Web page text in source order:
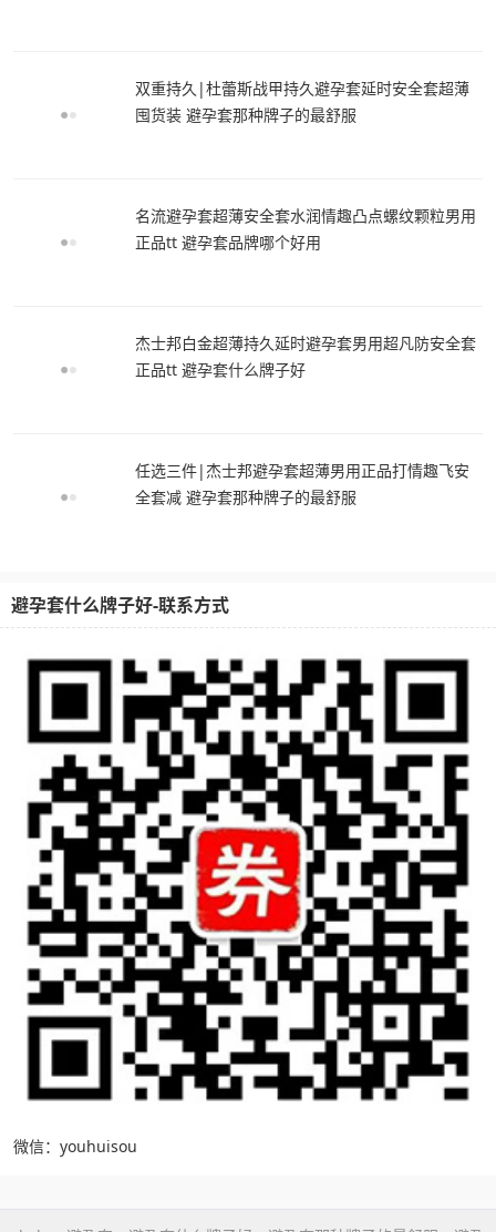
双重持久|杜蕾斯战甲持久避孕套延时安全套超薄
囤货装 避孕套那种牌子的最舒服
名流避孕套超薄安全套水润情趣凸点螺纹颗粒男用
正品tt 避孕套品牌哪个好用
杰士邦白金超薄持久延时避孕套男用超凡防安全套
正品tt 避孕套什么牌子好
任选三件|杰士邦避孕套超薄男用正品打情趣飞安
全套减 避孕套那种牌子的最舒服
避孕套什么牌子好-联系方式
微信：youhuisou